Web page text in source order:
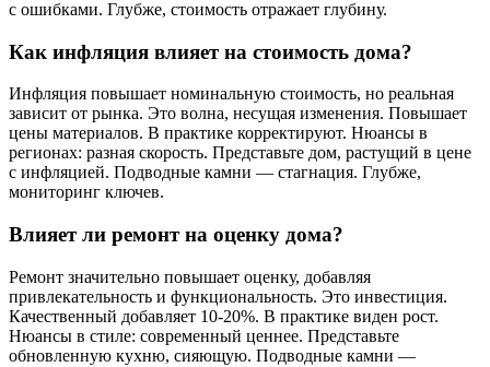
с ошибками. Глубже, стоимость отражает глубину.
Как инфляция влияет на стоимость дома?
Инфляция повышает номинальную стоимость, но реальная
зависит от рынка. Это волна, несущая изменения. Повышает
цены материалов. В практике корректируют. Нюансы в
регионах: разная скорость. Представьте дом, растущий в цене
с инфляцией. Подводные камни — стагнация. Глубже,
мониторинг ключев.
Влияет ли ремонт на оценку дома?
Ремонт значительно повышает оценку, добавляя
привлекательность и функциональность. Это инвестиция.
Качественный добавляет 10-20%. В практике виден рост.
Нюансы в стиле: современный ценнее. Представьте
обновленную кухню, сияющую. Подводные камни —